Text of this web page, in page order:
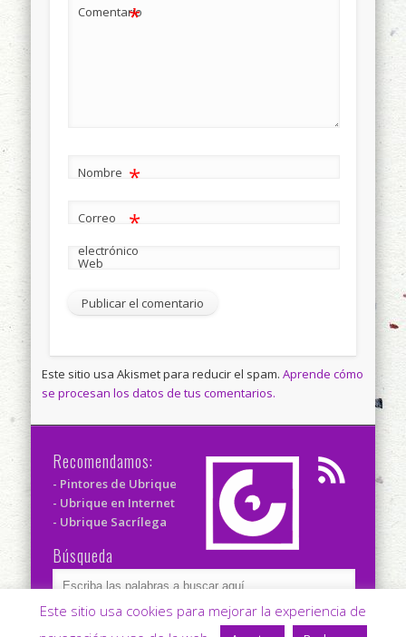
Comentario
*
Nombre *
Correo
electrónico
*
Web
Este sitio usa Akismet para reducir el spam.Aprende cómo
se procesan los datos de tus comentarios.
Recomendamos:
- Pintores de Ubrique
- Ubrique en Internet
- Ubrique Sacrílega
Búsqueda
Este sitio usa cookies para mejorar la experiencia de